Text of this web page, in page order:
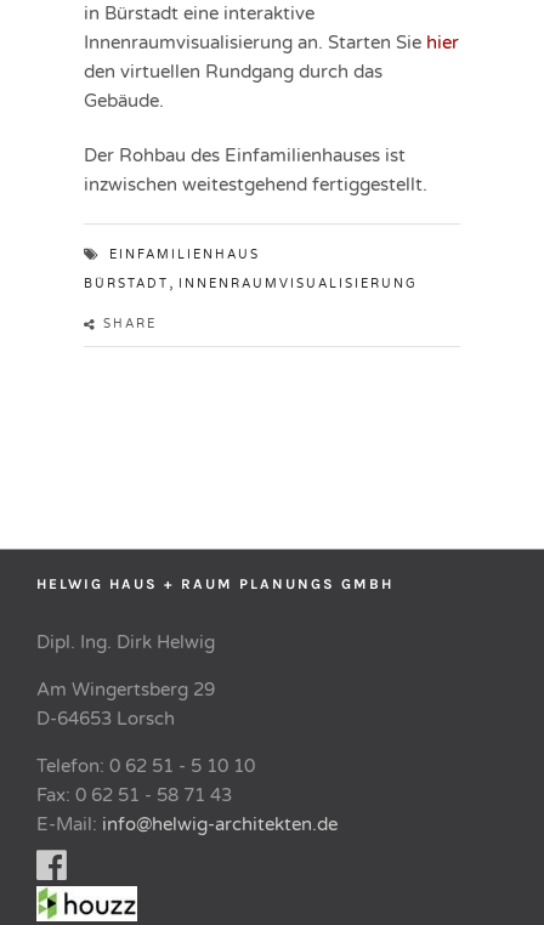
in Bürstadt eine interaktive
Innenraumvisualisierung an. Starten Siehier
den virtuellen Rundgang durch das
Gebäude.
Der Rohbau des Einfamilienhauses ist
inzwischen weitestgehend fertiggestellt.
EINFAMILIENHAUS
BÜRSTADT , INNENRAUMVISUALISIERUNG
SHARE
HELWIG HAUS + RAUM PLANUNGS GMBH
Dipl. Ing. Dirk Helwig
Am Wingertsberg 29
D-64653 Lorsch
Telefon: 0 62 51 - 5 10 10
Fax: 0 62 51 - 58 71 43
E-Mail: info@helwig-architekten.de